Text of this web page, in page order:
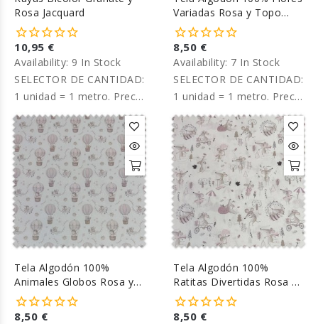
Rosa Jacquard
10,95 €
Availability: 9 In Stock
SELECTOR DE CANTIDAD:
1 unidad = 1 metro. Precio
por metro.
Variadas Rosa y Topo
Empolvado
8,50 €
Availability: 7 In Stock
SELECTOR DE CANTIDAD:
1 unidad = 1 metro. Precio
por metro.
Tela Algodón 100%
Animales Globos Rosa y
Topo Empolvados
8,50 €
Tela Algodón 100%
Ratitas Divertidas Rosa y
Topo Empolvados
8,50 €